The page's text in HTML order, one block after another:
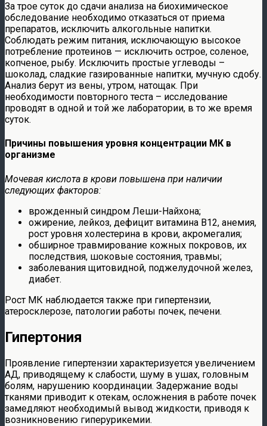
За трое суток до сдачи анализа на биохимическое
обследование необходимо отказаться от приема
препаратов, исключить алкогольные напитки.
Соблюдать режим питания, исключающую высокое
потребление протеинов — исключить острое, соленое,
копченое, рыбу. Исключить простые углеводы –
шоколад, сладкие газированные напитки, мучную сдобу.
Анализ берут из вены, утром, натощак. При
необходимости повторного теста – исследование
проводят в одной и той же лаборатории, в то же время
суток.
Причины повышения уровня концентрации МК в
организме
Мочевая кислота в крови повышена при наличии
следующих факторов:
врожденный синдром Леши-Найхона;
ожирение, лейкоз, дефицит витамина В12, анемия,
рост уровня холестерина в крови, акромегалия;
обширное травмирование кожных покровов, их
последствия, шоковые состояния, травмы;
заболевания щитовидной, поджелудочной желез,
диабет.
Рост МК наблюдается также при гипертензии,
атеросклерозе, патологии работы почек, печени.
Гипертония
Проявление гипертензии характеризуется увеличением
АД, приводящему к слабости, шуму в ушах, головным
болям, нарушению координации. Задержание воды
тканями приводит к отекам, осложнения в работе почек
замедляют необходимый вывод жидкости, приводя к
возникновению гиперурикемии.